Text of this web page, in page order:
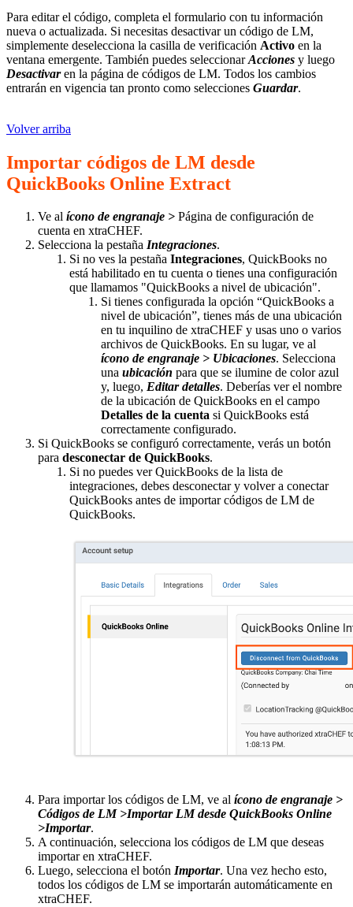
Para editar el código, completa el formulario con tu información
nueva o actualizada. Si necesitas desactivar un código de LM,
simplemente deselecciona la casilla de verificación Activo en la
ventana emergente. También puedes seleccionarAcciones y luego
Desactivaren la página de códigos de LM. Todos los cambios
entrarán en vigencia tan pronto como selecciones Guardar.
Volver arriba
Importar códigos de LM desde
QuickBooks Online Extract
Ve al ícono de engranaje > Página de configuración de
cuenta en xtraCHEF.
Selecciona la pestaña Integraciones.
Si no ves la pestaña Integraciones, QuickBooks no
está habilitado en tu cuenta o tienes una configuración
que llamamos "QuickBooks a nivel de ubicación".
Si tienes configurada la opción “QuickBooks a
nivel de ubicación”, tienes más de una ubicación
en tu inquilino de xtraCHEF y usas uno o varios
archivos de QuickBooks. En su lugar, ve al
ícono de engranaje > Ubicaciones. Selecciona
una ubicación para que se ilumine de color azul
y, luego, Editar detalles. Deberías ver el nombre
de la ubicación de QuickBooks en el campo
Detalles de la cuenta si QuickBooks está
correctamente configurado.
Si QuickBooks se configuró correctamente, verás un botón
para desconectar de QuickBooks.
Si no puedes ver QuickBooks de la lista de
integraciones, debes desconectar y volver a conectar
QuickBooks antes de importar códigos de LM de
QuickBooks.
Para importar los códigos de LM, ve al ícono de engranaje >
Códigos de LM >Importar LM desde QuickBooks Online
>Importar.
A continuación, selecciona los códigos de LM que deseas
importar en xtraCHEF.
Luego, selecciona el botón Importar. Una vez hecho esto,
todos los códigos de LM se importarán automáticamente en
xtraCHEF.